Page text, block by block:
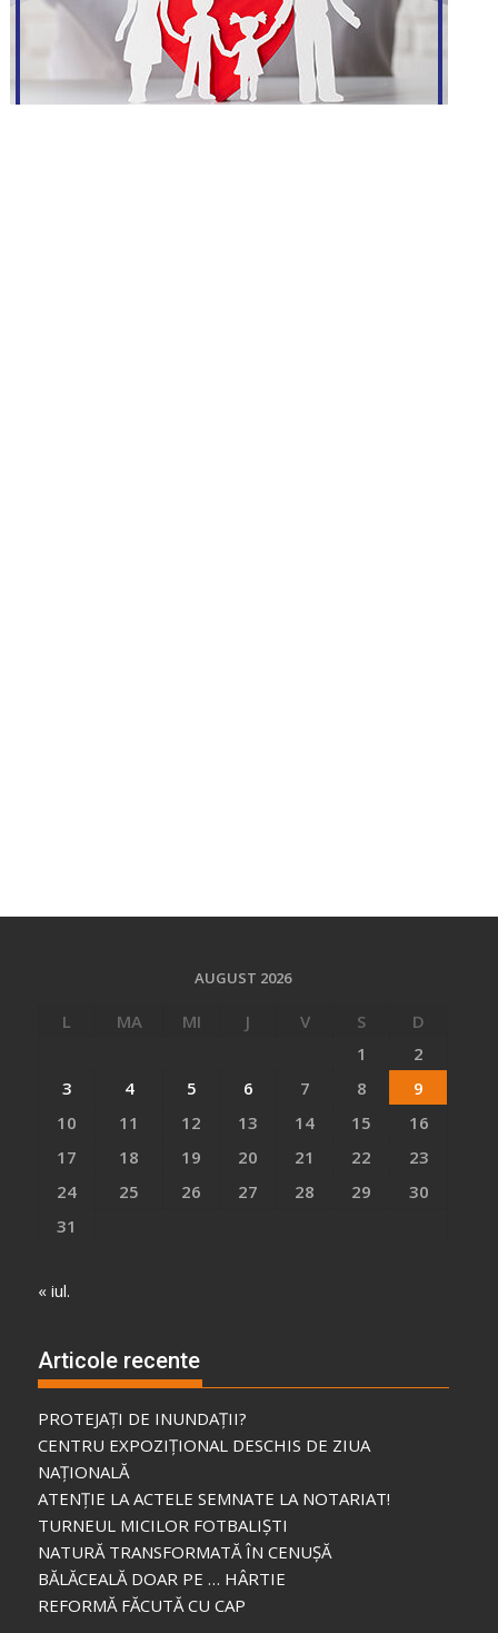
AUGUST 2026
L MA MI J V S
D
1
2
3
4 5 6 7 8
9
10
11 12 13 14 15
16
17
18 19 20 21 22
23
24
25 26 27 28 29
30
31
« iul.
Articole recente
PROTEJAȚI DE INUNDAȚII?
CENTRU EXPOZIȚIONAL DESCHIS DE ZIUA
NAȚIONALĂ
ATENȚIE LA ACTELE SEMNATE LA NOTARIAT!
TURNEUL MICILOR FOTBALIȘTI
NATURĂ TRANSFORMATĂ ÎN CENUȘĂ
BĂLĂCEALĂ DOAR PE … HÂRTIE
REFORMĂ FĂCUTĂ CU CAP